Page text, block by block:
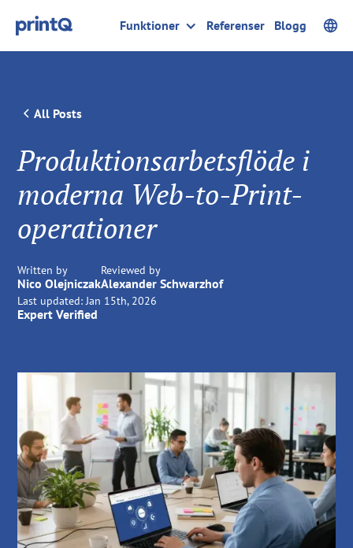
Funktioner Referenser Blogg
All Posts
Produktionsarbetsflöde i
moderna Web-to-Print-
operationer
Written by
Nico Olejniczak
Reviewed by
Alexander Schwarzhof
Last updated: Jan 15th, 2026
Expert Verified